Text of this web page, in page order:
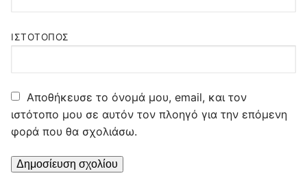
ΙΣΤΌΤΟΠΟΣ
Αποθήκευσε το όνομά μου, email, και τον
ιστότοπο μου σε αυτόν τον πλοηγό για την επόμενη
φορά που θα σχολιάσω.